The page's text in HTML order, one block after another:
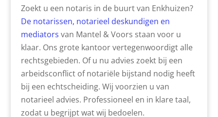
Zoekt u een notaris in de buurt van Enkhuizen?
De notarissen, notarieel deskundigen en
mediators van Mantel & Voors staan voor u
klaar. Ons grote kantoor vertegenwoordigt alle
rechtsgebieden. Of u nu advies zoekt bij een
arbeidsconflict of notariële bijstand nodig heeft
bij een echtscheiding. Wij voorzien u van
notarieel advies. Professioneel en in klare taal,
zodat u begrijpt wat wij bedoelen.